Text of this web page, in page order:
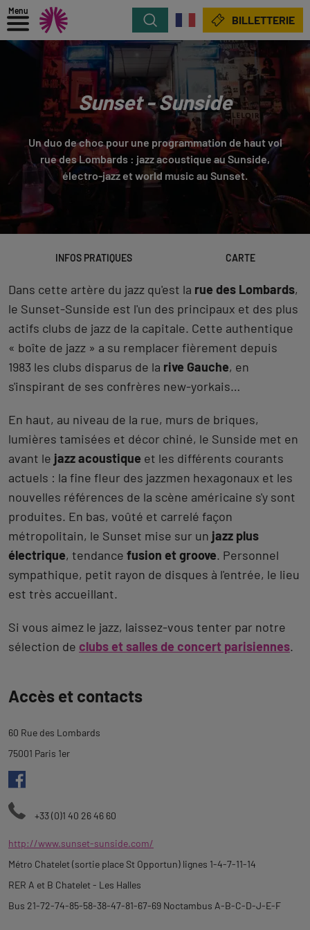
Menu
Rechercher BILLETTERIE
Sunset - Sunside
Un duo de choc pour une programmation de haut vol
rue des Lombards : jazz acoustique au Sunside,
électro-jazz et world music au Sunset.
INFOS PRATIQUES CARTE
Dans cette artère du jazz qu'est la rue des Lombards,
le Sunset-Sunside est l'un des principaux et des plus
actifs clubs de jazz de la capitale. Cette authentique
« boîte de jazz » a su remplacer fièrement depuis
1983 les clubs disparus de la rive Gauche, en
s'inspirant de ses confrères new-yorkais…
En haut, au niveau de la rue, murs de briques,
lumières tamisées et décor chiné, le Sunside met en
avant le jazz acoustique et les différents courants
actuels : la fine fleur des jazzmen hexagonaux et les
nouvelles références de la scène américaine s'y sont
produites. En bas, voûté et carrelé façon
métropolitain, le Sunset mise sur un jazz plus
électrique, tendance fusion et groove. Personnel
sympathique, petit rayon de disques à l'entrée, le lieu
est très accueillant.
Si vous aimez le jazz, laissez-vous tenter par notre
sélection de clubs et salles de concert parisiennes.
àAccès et contacts
60 Rue des Lombards
75001 Paris 1er
+33 (0)1 40 26 46 60
http://www.sunset-sunside.com/
Métro Chatelet (sortie place St Opportun) lignes 1-4-7-11-14
RER A et B Chatelet - Les Halles
Bus 21-72-74-85-58-38-47-81-67-69 Noctambus A-B-C-D-J-E-F